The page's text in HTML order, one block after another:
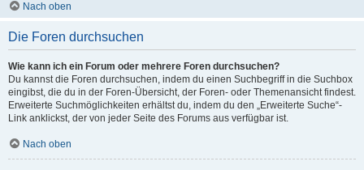
Nach oben
Die Foren durchsuchen
Wie kann ich ein Forum oder mehrere Foren durchsuchen?
Du kannst die Foren durchsuchen, indem du einen Suchbegriff in die Suchbox
eingibst, die du in der Foren-Übersicht, der Foren- oder Themenansicht findest.
Erweiterte Suchmöglichkeiten erhältst du, indem du den „Erweiterte Suche“-
Link anklickst, der von jeder Seite des Forums aus verfügbar ist.
Nach oben